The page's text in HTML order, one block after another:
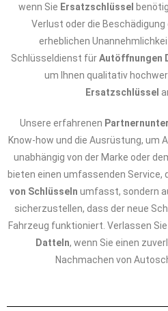
wenn Sie Ersatzschlüssel
Verlust oder die
erheblichen
Schlüsseldienst fürAutöffnungen
um Ihnen qualitativ
Ersatzschlüssel
Unsere erfahrenen
Know-how und die Ausrüstung, um
unabhängig von der Marke oder
bieten einen umfassenden Service,
von Schlüsseln umfasst, sondern
sicherzustellen, dass der neue
Fahrzeug funktioniert. Verlassen
Datteln, wenn Sie einen
Nachmachen von